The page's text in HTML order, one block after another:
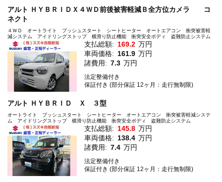
アルト ＨＹＢＲＩＤＸ４ＷＤ前後被害軽減Ｂ全方位カメラ コ
ネクト
４ＷＤ オートライト プッシュスタート シートヒーター オートエアコン 衝突被害軽
減システム アイドリングストップ 横滑り防止機能 衝突安全ボディ 盗難防止システム
支払総額: 169.2 万円
車両価格: 161.9 万円
諸費用: 7.3 万円
法定整備付き
保証付き (部分保証 12ヶ月：走行無制限)
アルト ＨＹＢＲＩＤ Ｘ ３型
オートライト プッシュスタート シートヒーター オートエアコン 衝突被害軽減システ
ム アイドリングストップ 横滑り防止機能 衝突安全ボディ 盗難防止システム
支払総額: 145.8 万円
車両価格: 138.4 万円
諸費用: 7.4 万円
法定整備付き
保証付き (部分保証 12ヶ月：走行無制限)